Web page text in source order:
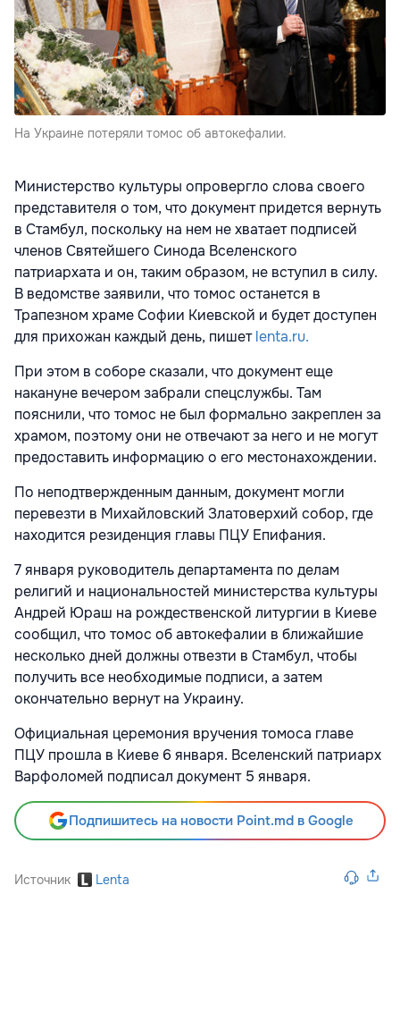
На Украине потеряли томос об автокефалии.
Министерство культуры опровергло слова своего
представителя о том, что документ придется вернуть
в Стамбул, поскольку на нем не хватает подписей
членов Святейшего Синода Вселенского
патриархата и он, таким образом, не вступил в силу.
В ведомстве заявили, что томос останется в
Трапезном храме Софии Киевской и будет доступен
для прихожан каждый день, пишетlenta.ru.
При этом в соборе сказали, что документ еще
накануне вечером забрали спецслужбы. Там
пояснили, что томос не был формально закреплен за
храмом, поэтому они не отвечают за него и не могут
предоставить информацию о его местонахождении.
По неподтвержденным данным, документ могли
перевезти в Михайловский Златоверхий собор, где
находится резиденция главы ПЦУ Епифания.
7 января руководитель департамента по делам
религий и национальностей министерства культуры
Андрей Юраш на рождественской литургии в Киеве
сообщил, что томос об автокефалии в ближайшие
несколько дней должны отвезти в Стамбул, чтобы
получить все необходимые подписи, а затем
окончательно вернут на Украину.
Официальная церемония вручения томоса главе
ПЦУ прошла в Киеве 6 января. Вселенский патриарх
Варфоломей подписал документ 5 января.
Подпишитесь на новости Point.md в Google
Источник Lenta